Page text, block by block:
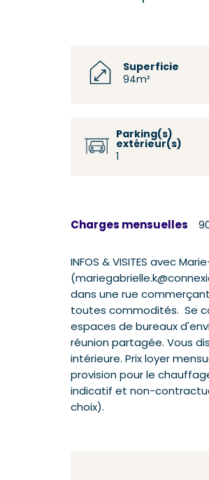
Superficie
94m²
Parking(s)
extérieur(s)
1
Charges mensuelles
INFOS & VISITES avec
dans une rue
toutes commodités. Se
espaces de bureaux
réunion partagée. Vous
intérieure. Prix loyer
provision pour le
indicatif et non-
choix).